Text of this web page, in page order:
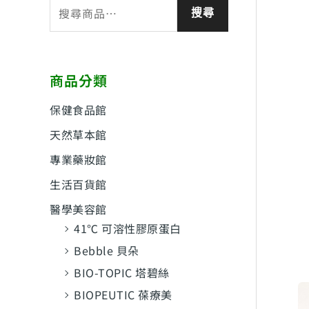
尋
字
搜尋
商品分類
保健食品館
天然草本館
專業藥妝館
生活百貨館
醫學美容館
41℃ 可溶性膠原蛋白
Bebble 貝朵
BIO-TOPIC 塔碧絲
BIOPEUTIC 葆療美